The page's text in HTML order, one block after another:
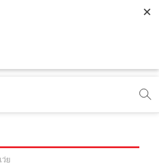
t
k
c
Oops!
| ADVERTISING | CAMPAIGN |
ว่ย